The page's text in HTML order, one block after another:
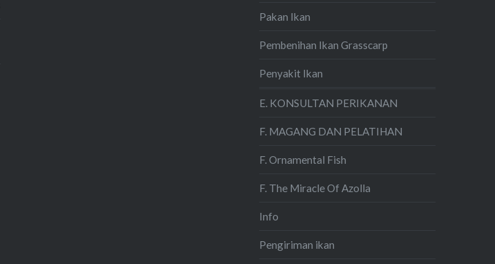
Pakan Ikan
Pembenihan Ikan Grasscarp
Penyakit Ikan
E. KONSULTAN PERIKANAN
F. MAGANG DAN PELATIHAN
F. Ornamental Fish
F. The Miracle Of Azolla
Info
Pengiriman ikan